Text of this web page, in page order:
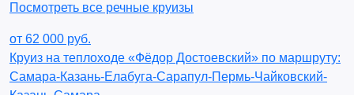
Посмотреть все речные круизы
от 62 000 руб.
Круиз на теплоходе «Фёдор Достоевский» по маршруту:
Самара-Казань-Елабуга-Сарапул-Пермь-Чайковский-